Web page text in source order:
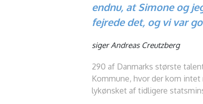
endnu, at Simone og
fejrede det, og vi var
siger Andreas Creutzberg
290 af Danmarks største
Kommune, hvor der kom
lykønsket af tidligere